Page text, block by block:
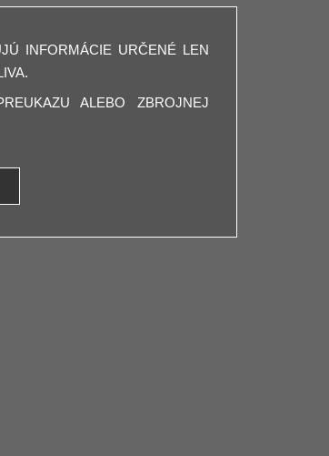
INFORMÁCIE URČENÉ LEN
ALEBO ZBROJNEJ